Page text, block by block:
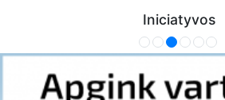
Iniciatyvos